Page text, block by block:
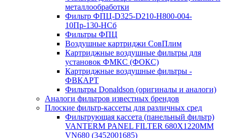
металлообработки
Фильтр ФПЦ-D325-D210-H800-004-
10Пр-130-НСб
Фильтры ФПЦ
Воздушные картриджи СовПлим
Картриджные воздушные фильтры для
установок ФМКС (ФОКС)
Картриджные воздушные фильтры -
ФВКАРТ
Фильтры Donaldson (оригиналы и аналоги)
Аналоги фильтров известных брендов
Плоские фильтр-кассеты для различных сред
Фильтрующая кассета (панельный фильтр)
VANTERM PANEL FILTER 680X1220MM
VN680 (3452001685)